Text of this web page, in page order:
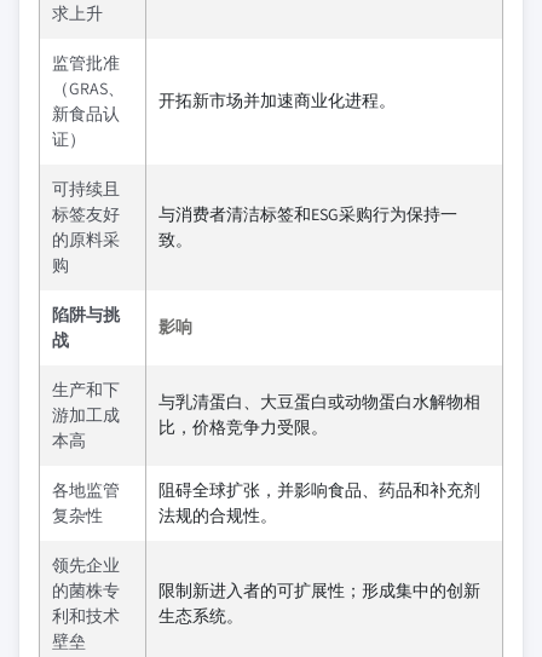
求上升
监管批准
（GRAS、
新食品认
证）
开拓新市场并加速商业化进程。
可持续且
标签友好
的原料采
购
与消费者清洁标签和ESG采购行为保持一
致。
陷阱与挑
战
影响
生产和下
游加工成
本高
与乳清蛋白、大豆蛋白或动物蛋白水解物相
比，价格竞争力受限。
各地监管
复杂性
阻碍全球扩张，并影响食品、药品和补充剂
法规的合规性。
领先企业
的菌株专
利和技术
壁垒
限制新进入者的可扩展性；形成集中的创新
生态系统。